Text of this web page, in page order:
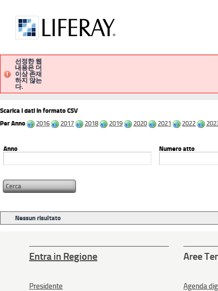
선정한 웹
내용은 더
이상 존재
하지 않는
다.
Scarica i dati in formato CSV
Per Anno
2016 2017 2018 2019 2020 2021 2022
Anno Numero atto
Nessun risultato
Entra in Regione
Presidente
Aree
Agenda